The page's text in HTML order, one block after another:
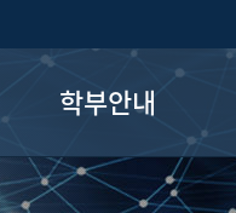
학부안내
인사말